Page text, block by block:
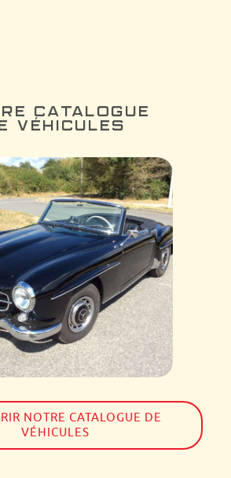
CATALOGUE
VÉHICULES
NOTRE CATALOGUE DE
VÉHICULES